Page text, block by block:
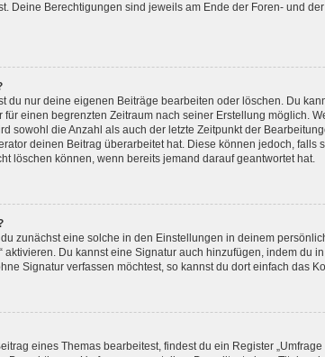
Deine Berechtigungen sind jeweils am Ende der Foren- und
du nur deine eigenen Beiträge bearbeiten oder löschen. Du
einen begrenzten Zeitraum nach seiner Erstellung möglich.
sowohl die Anzahl als auch der letzte Zeitpunkt der
deinen Beitrag überarbeitet hat. Diese können jedoch,
löschen können, wenn bereits jemand darauf geantwortet hat.
zunächst eine solche in den Einstellungen in deinem
aktivieren. Du kannst eine Signatur auch hinzufügen, indem
Signatur verfassen möchtest, so kannst du dort einfach das
eines Themas bearbeitest, findest du ein Register